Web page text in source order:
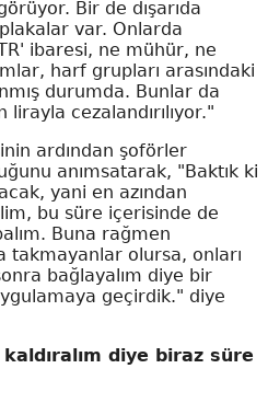
Bir de dışarıda
var. Onlarda
ibaresi, ne mühür, ne
harf grupları arasındaki
durumda. Bunlar da
cezalandırılıyor."
ardından şoförler
anımsatarak, "Baktık ki
yani en azından
bu süre içerisinde de
Buna rağmen
takmayanlar olursa, onları
bağlayalım diye bir
geçirdik." diye
diye biraz süre